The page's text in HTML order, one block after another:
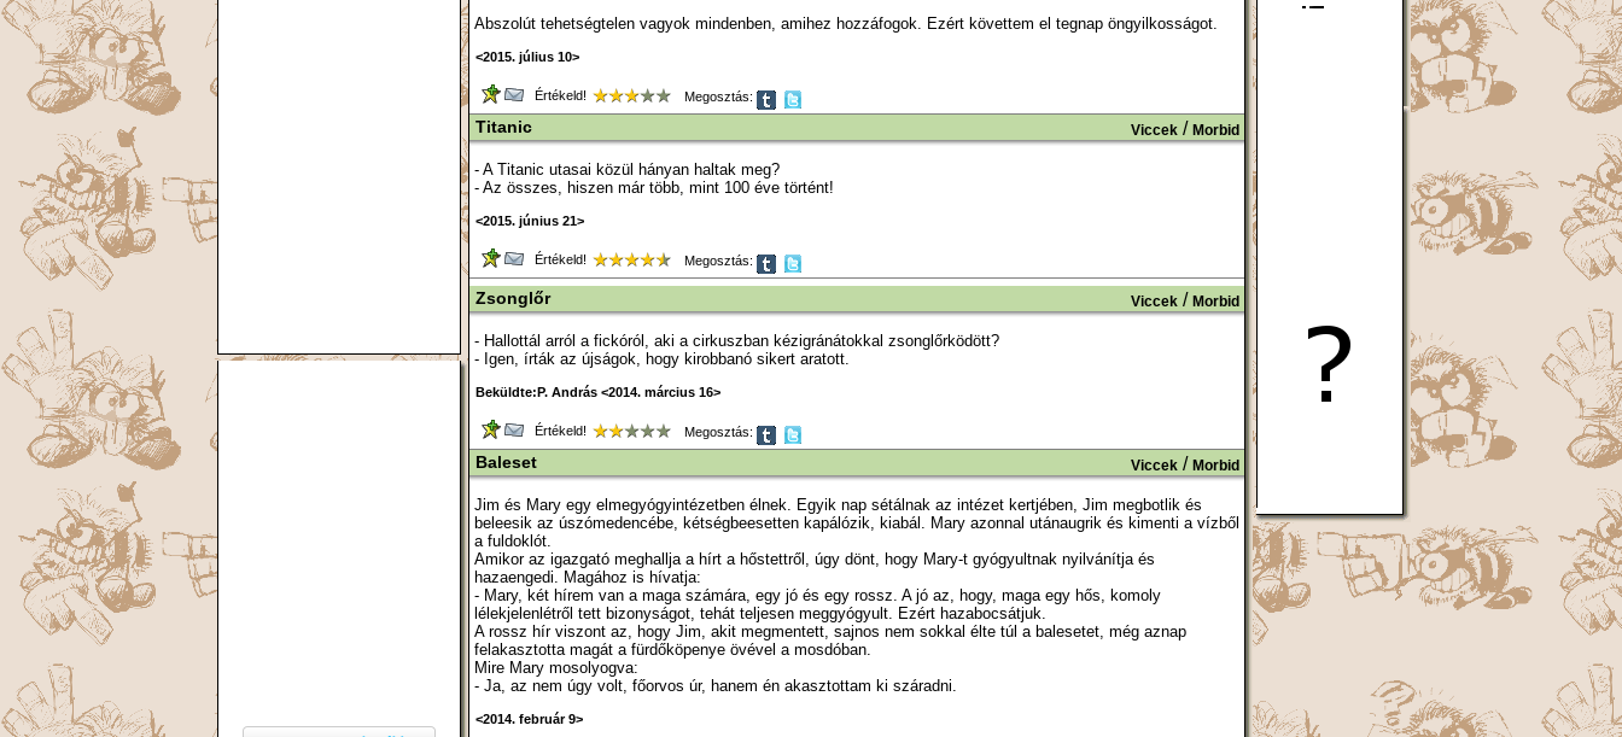
Abszolút tehetségtelen vagyok mindenben, amihez hozzáfogok. Ezért követtem el tegnap öngyilkosságot.
<2015. július 10>
Értékeld! Megosztás:
Titanic Viccek/ Morbid
- A Titanic utasai közül hányan haltak meg?
- Az összes, hiszen már több, mint 100 éve történt!
<2015. június 21>
Értékeld! Megosztás:
Zsonglőr Viccek/ Morbid
- Hallottál arról a fickóról, aki a cirkuszban kézigránátokkal zsonglőrködött?
- Igen, írták az újságok, hogy kirobbanó sikert aratott.
Beküldte:P. András <2014. március 16>
Értékeld! Megosztás:
Baleset Viccek/ Morbid
Jim és Mary egy elmegyógyintézetben élnek. Egyik nap sétálnak az intézet kertjében, Jim megbotlik és
beleesik az úszómedencébe, kétségbeesetten kapálózik, kiabál. Mary azonnal utánaugrik és kimenti a vízből
a fuldoklót.
Amikor az igazgató meghallja a hírt a hőstettről, úgy dönt, hogy Mary-t gyógyultnak nyilvánítja és
hazaengedi. Magához is hívatja:
- Mary, két hírem van a maga számára, egy jó és egy rossz. A jó az, hogy, maga egy hős, komoly
lélekjelenlétről tett bizonyságot, tehát teljesen meggyógyult. Ezért hazabocsátjuk.
A rossz hír viszont az, hogy Jim, akit megmentett, sajnos nem sokkal élte túl a balesetet, még aznap
felakasztotta magát a fürdőköpenye övével a mosdóban.
Mire Mary mosolyogva:
- Ja, az nem úgy volt, főorvos úr, hanem én akasztottam ki száradni.
<2014. február 9>